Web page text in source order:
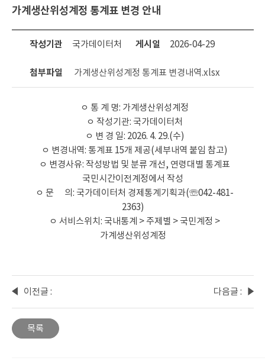
가계생산위성계정 통계표 변경 안내
작성기관 국가데이터처 게시일 2026-04-29
첨부파일 가계생산위성계정 통계표 변경내역.xlsx
ㅇ 통 계 명: 가계생산위성계정
ㅇ 작성기관: 국가데이터처
ㅇ 변 경 일: 2026. 4. 29.(수)
ㅇ 변경내역: 통계표 15개 제공(세부내역 붙임 참고)
ㅇ 변경사유: 작성방법 및 분류 개선, 연령대별 통계표
국민시간이전계정에서 작성
ㅇ 문 의: 국가데이터처 경제통계기획과(☏042-481-
2363)
ㅇ 서비스위치: 국내통계 > 주제별 > 국민계정 >
가계생산위성계정
이전글 :
2026년
3월
국가통
다음글 :
2026년
목록